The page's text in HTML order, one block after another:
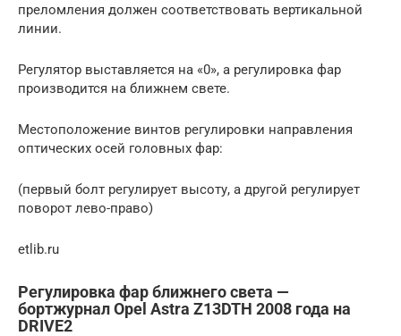
преломления должен соответствовать вертикальной
линии.
Регулятор выставляется на «0», а регулировка фар
производится на ближнем свете.
Местоположение винтов регулировки направления
оптических осей головных фар:
(первый болт регулирует высоту, а другой регулирует
поворот лево-право)
etlib.ru
Регулировка фар ближнего света —
бортжурнал Opel Astra Z13DTH 2008 года на
DRIVE2